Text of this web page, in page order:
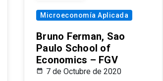
Microeconomía Aplicada
Bruno Ferman, Sao
Paulo School of
Economics – FGV
7 de Octubre de 2020